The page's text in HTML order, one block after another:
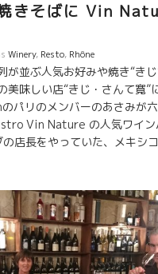
きそばに Vin
Winery, Resto, Rhône
が並ぶ人気お好みや焼き“き
味しい店“きじ・さんて寛”
パリのメンバーのあさみが六
Vin Nature の人気ワイン
の店長をやっていた、メキシ
育ての時期で日本に一時帰国
貫さんのお勧めワインは南ロ
Sylvain BOCK シルヴァン・
Gamayルヴィアン・
太陽を浴びて育ったガメ品種
味と、タレの甘味にピッタリ